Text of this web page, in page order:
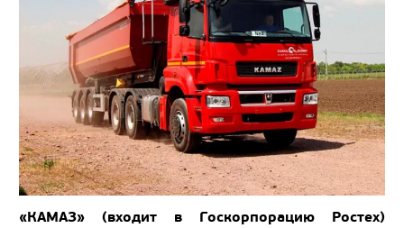
«КАМАЗ» (входит в Госкорпорацию Ростех)